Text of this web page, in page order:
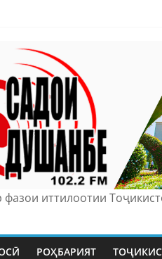
фазои иттилоотии
РОҲБАРИЯТ